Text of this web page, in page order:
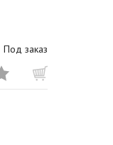
Под заказ